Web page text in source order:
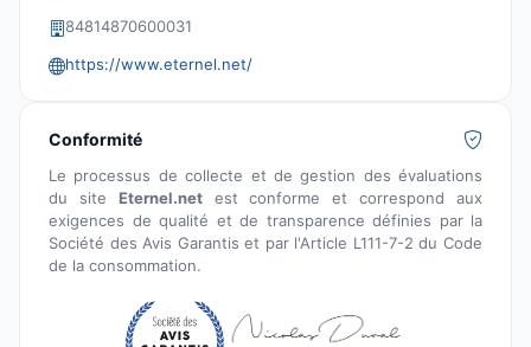
84814870600031
https://www.eternel.net/
Conformité
Le processus de collecte et de gestion des évaluations
du site Eternel.netest conforme et correspond aux
exigences de qualité et de transparence définies par la
Société des Avis Garantis et par l'Article L111-7-2 du Code
de la consommation.